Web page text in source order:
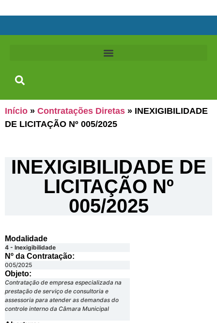
Início » Contratações Diretas » INEXIGIBILIDADE
DE LICITAÇÃO Nº 005/2025
INEXIGIBILIDADE DE
LICITAÇÃO Nº
005/2025
Modalidade
4 - Inexigibilidade
Nº da Contratação:
005/2025
Objeto:
Contratação de empresa especializada na
prestação de serviço de consultoria e
assessoria para atender as demandas do
controle interno da Câmara Municipal